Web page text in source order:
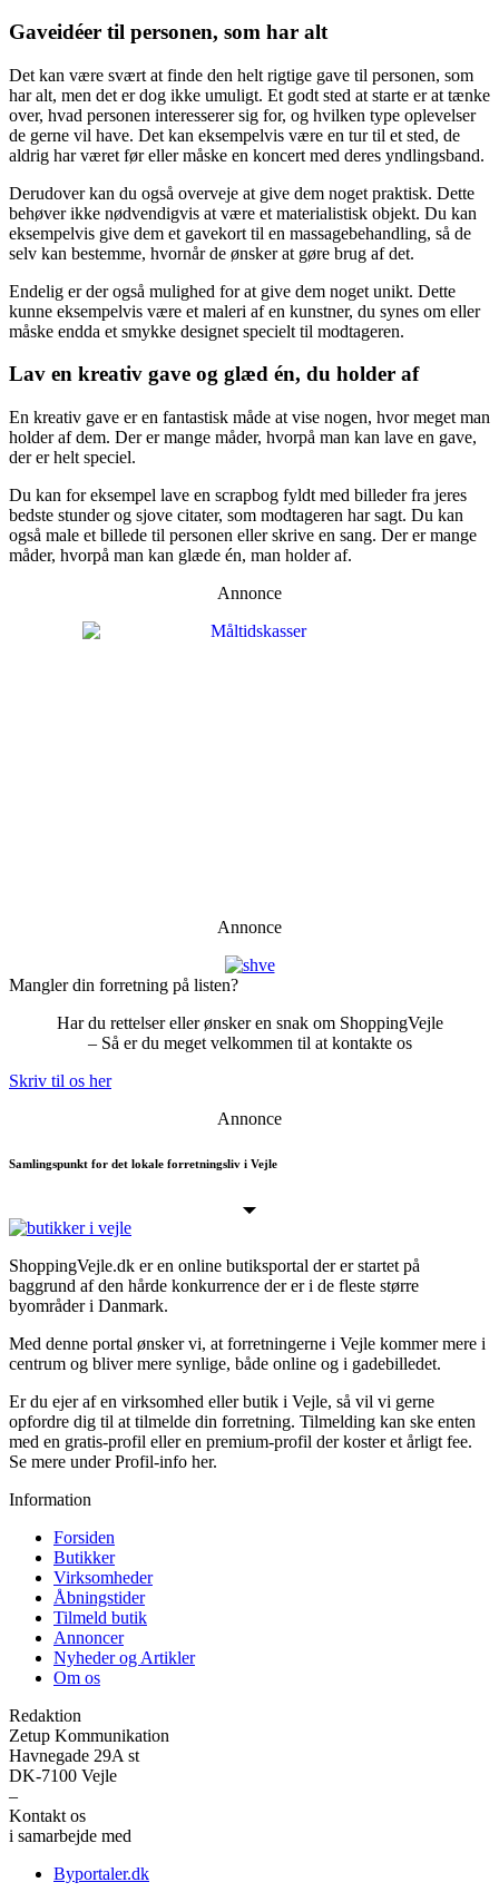
Gaveidéer til personen, som har alt
Det kan være svært at finde den helt rigtige gave til personen, som
har alt, men det er dog ikke umuligt. Et godt sted at starte er at tænke
over, hvad personen interesserer sig for, og hvilken type oplevelser
de gerne vil have. Det kan eksempelvis være en tur til et sted, de
aldrig har været før eller måske en koncert med deres yndlingsband.
Derudover kan du også overveje at give dem noget praktisk. Dette
behøver ikke nødvendigvis at være et materialistisk objekt. Du kan
eksempelvis give dem et gavekort til en massagebehandling, så de
selv kan bestemme, hvornår de ønsker at gøre brug af det.
Endelig er der også mulighed for at give dem noget unikt. Dette
kunne eksempelvis være et maleri af en kunstner, du synes om eller
måske endda et smykke designet specielt til modtageren.
Lav en kreativ gave og glæd én, du holder af
En kreativ gave er en fantastisk måde at vise nogen, hvor meget man
holder af dem. Der er mange måder, hvorpå man kan lave en gave,
der er helt speciel.
Du kan for eksempel lave en scrapbog fyldt med billeder fra jeres
bedste stunder og sjove citater, som modtageren har sagt. Du kan
også male et billede til personen eller skrive en sang. Der er mange
måder, hvorpå man kan glæde én, man holder af.
Annonce
Annonce
Mangler din forretning på listen?
Har du rettelser eller ønsker en snak om ShoppingVejle
– Så er du meget velkommen til at kontakte os
Skriv til os her
Annonce
Samlingspunkt for det lokale forretningsliv i Vejle
ShoppingVejle.dk er en online butiks­portal der er startet på
baggrund af den hårde konkurrence der er i de fleste større
byområder i Danmark.
Med denne portal ønsker vi, at forretningerne i Vejle kommer mere i
centrum og bliver mere synlige, både online og i gadebilledet.
Er du ejer af en virksomhed eller butik i Vejle, så vil vi gerne
opfordre dig til at tilmelde din forretning. Tilmelding kan ske enten
med en gratis-profil eller en premium-profil der koster et årligt fee.
Se mere under Profil-info her.
Information
Forsiden
Butikker
Virksomheder
Åbningstider
Tilmeld butik
Annoncer
Nyheder og Artikler
Om os
Redaktion
Zetup Kommunikation
Havnegade 29A st
DK-7100 Vejle
–
Kontakt os
i samarbejde med
Byportaler.dk